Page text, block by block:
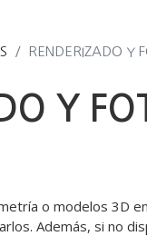
RENDERIZADO Y
Y
o modelos 3D
Además, si no